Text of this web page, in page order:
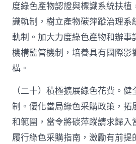
度綠色產物認證與標識系統扶植
識軌制，樹立產物碳萍蹤治理系
軌制。加大力度綠色產物和辦事
機構監管機制，培養具有國際影
構。
（二十）積極擴展綠色花費。
制。優化當局綠色采購政策，拓
和範圍，當令將碳萍蹤請求歸入
履行綠色采購指南，激勵有前提